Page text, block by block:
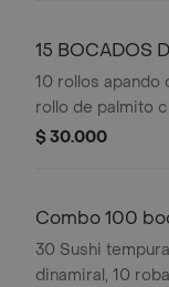
15 BOCADOS
10 rollos apando
rollo de palmito
$ 30.000
Combo 100
30 Sushi
dinamiral, 10